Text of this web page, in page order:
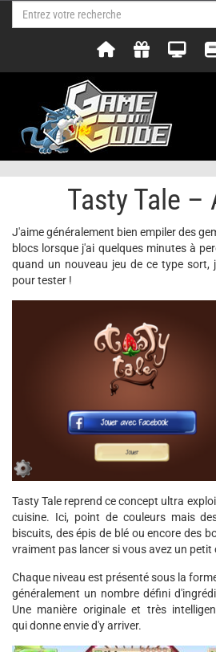
Tasty Tale –
J'aime généralement bien empiler des
blocs lorsque j'ai quelques minutes à
quand un nouveau jeu de ce type sort,
pour tester !
Tasty Tale reprend ce concept ultra
cuisine. Ici, point de couleurs mais
biscuits, des épis de blé ou encore des
vraiment pas lancer si vous avez un petit
Chaque niveau est présenté sous la
généralement un nombre défini
Une manière originale et très
qui donne envie d'y arriver.